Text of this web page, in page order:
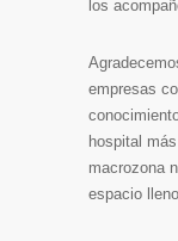
los
empresas
hospital
macrozona
espacio